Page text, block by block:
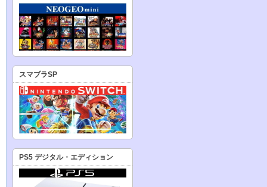
スマブラSP
PS5 デジタル・エディション